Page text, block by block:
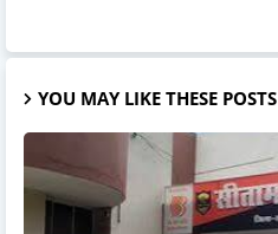
YOU MAY LIKE THESE POSTS